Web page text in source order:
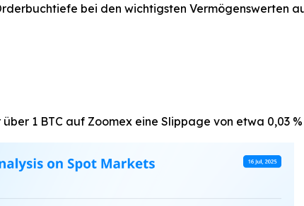
bei den wichtigsten Vermögenswerten
1 BTC auf Zoomex eine Slippage von etwa 0,03